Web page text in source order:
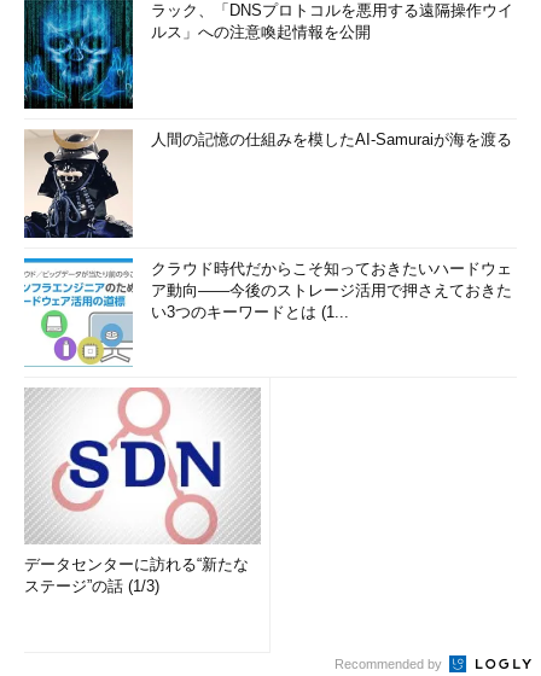
ラック、「DNSプロトコルを悪用する遠隔操作ウイ
ルス」への注意喚起情報を公開
人間の記憶の仕組みを模したAI-Samuraiが海を渡る
クラウド時代だからこそ知っておきたいハードウェ
ア動向――今後のストレージ活用で押さえておきた
い3つのキーワードとは (1...
データセンターに訪れる“新たな
ステージ”の話 (1/3)
Recommended by